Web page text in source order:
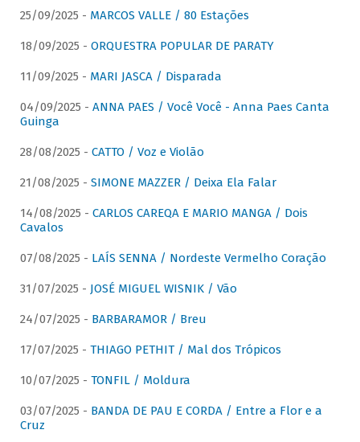
25/09/2025 - MARCOS VALLE / 80 Estações
18/09/2025 - ORQUESTRA POPULAR DE PARATY
11/09/2025 - MARI JASCA / Disparada
04/09/2025 - ANNA PAES / Você Você - Anna Paes Canta
Guinga
28/08/2025 - CATTO / Voz e Violão
21/08/2025 - SIMONE MAZZER / Deixa Ela Falar
14/08/2025 - CARLOS CAREQA E MARIO MANGA / Dois
Cavalos
07/08/2025 - LAÍS SENNA / Nordeste Vermelho Coração
31/07/2025 - JOSÉ MIGUEL WISNIK / Vão
24/07/2025 - BARBARAMOR / Breu
17/07/2025 - THIAGO PETHIT / Mal dos Trópicos
10/07/2025 - TONFIL / Moldura
03/07/2025 - BANDA DE PAU E CORDA / Entre a Flor e a
Cruz